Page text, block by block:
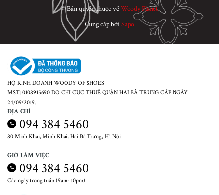
© Bản quyền thuộc vềWoody Planet
Cung cấp bởiSapo
HỘ KINH DOANH WOODY OF SHOES
MST: 0108915690 DO CHI CỤC THUẾ QUẬN HAI BÀ TRƯNG CẤP NGÀY
24/09/2019.
ĐỊA CHỈ
094 384 5460
80 Minh Khai, Minh Khai, Hai Bà Trưng, Hà Nội
GIỜ LÀM VIỆC
094 384 5460
Các ngày trong tuần (9am- 10pm)